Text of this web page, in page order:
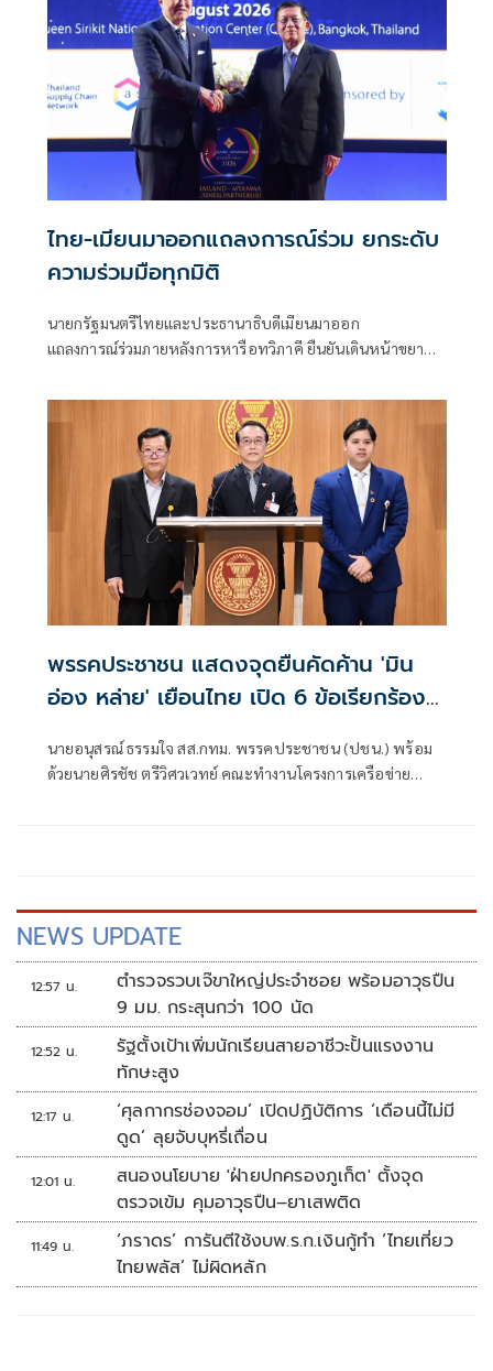
ไทย-เมียนมาออกแถลงการณ์ร่วม ยกระดับ
ความร่วมมือทุกมิติ
นายกรัฐมนตรีไทยและประธานาธิบดีเมียนมาออก
แถลงการณ์ร่วมภายหลังการหารือทวิภาคี ยืนยันเดินหน้าขยาย
ปราบปรามอาชญากรรมข้ามชา
พรรคประชาชน แสดงจุดยืนคัดค้าน 'มิน
อ่อง หล่าย' เยือนไทย เปิด 6 ข้อเรียกร้อง
นายอนุสรณ์ ธรรมใจ สส.กทม. พรรคประชาชน (ปชน.) พร้อม
ด้วยนายศิรชัช ตรีวิศวเวทย์ คณะทำงานโครงการเครือข่าย
NEWS UPDATE
12:57 น.
ตำรวจรวบเจ๊ขาใหญ่ประจำซอย พร้อมอาวุธปืน
9 มม. กระสุนกว่า 100 นัด
12:52 น.
รัฐตั้งเป้าเพิ่มนักเรียนสายอาชีวะปั้นแรงงาน
ทักษะสูง
12:17 น.
‘ศุลกากรช่องจอม’ เปิดปฏิบัติการ ‘เดือนนี้ไม่มี
ดูด’ ลุยจับบุหรี่เถื่อน
12:01 น.
สนองนโยบาย 'ฝ่ายปกครองภูเก็ต' ตั้งจุด
ตรวจเข้ม คุมอาวุธปืน–ยาเสพติด
11:49 น.
‘ภราดร’ การันตีใช้งบพ.ร.ก.เงินกู้ทำ ‘ไทยเที่ยว
ไทยพลัส’ ไม่ผิดหลัก